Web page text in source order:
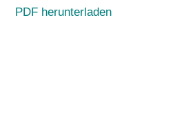
PDF herunterladen